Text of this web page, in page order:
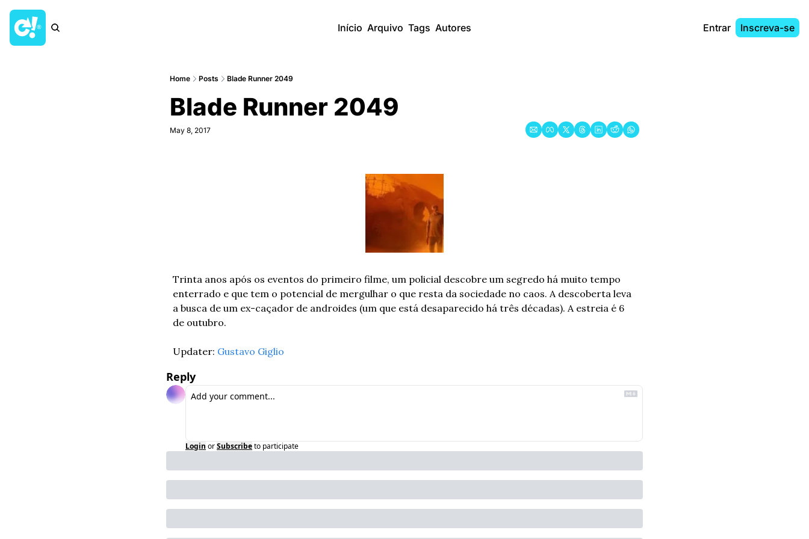
Início Arquivo Tags Autores Entrar Inscreva-se
Home Posts Blade Runner 2049
Blade Runner 2049
May 8, 2017
Trinta anos após os eventos do primeiro filme, um policial descobre um segredo há muito tempo
enterrado e que tem o potencial de mergulhar o que resta da sociedade no caos. A descoberta leva
a busca de um ex-caçador de androides (um que está desaparecido há três décadas). A estreia é 6
de outubro.
Updater: Gustavo Giglio
Reply
Login orSubscribeto participate